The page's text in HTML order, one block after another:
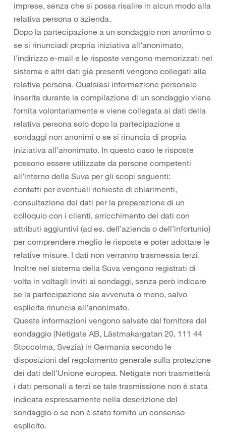
imprese, senza che si possa risalire in alcun modo alla
relativa persona o azienda.
Dopo la partecipazione a un sondaggio non anonimo o
se si rinunciadi propria iniziativa all’anonimato,
l’indirizzo e-mail e le risposte vengono memorizzati nel
sistema e altri dati già presenti vengono collegati alla
relativa persona. Qualsiasi informazione personale
inserita durante la compilazione di un sondaggio viene
fornita volontariamente e viene collegata ai dati della
relativa persona solo dopo la partecipazione a
sondaggi non anonimi o se si rinuncia di propria
iniziativa all’anonimato. In questo caso le risposte
possono essere utilizzate da persone competenti
all’interno della Suva per gli scopi seguenti:
contatti per eventuali richieste di chiarimenti,
consultazione dei dati per la preparazione di un
colloquio con i clienti, arricchimento dei dati con
attributi aggiuntivi (ad es. dell’azienda o dell’infortunio)
per comprendere meglio le risposte e poter adottare le
relative misure. I dati non verranno trasmessia terzi.
Inoltre nel sistema della Suva vengono registrati di
volta in voltagli inviti ai sondaggi, senza però indicare
se la partecipazione sia avvenuta o meno, salvo
esplicita rinuncia all’anonimato.
Queste informazioni vengono salvate dal fornitore del
sondaggio (Netigate AB, Lästmakargatan 20, 111 44
Stoccolma, Svezia) in Germania secondo le
disposizioni del regolamento generale sulla protezione
dei dati dell’Unione europea. Netigate non trasmetterà
i dati personali a terzi se tale trasmissione non è stata
indicata espressamente nella descrizione del
sondaggio o se non è stato fornito un consenso
esplicito.